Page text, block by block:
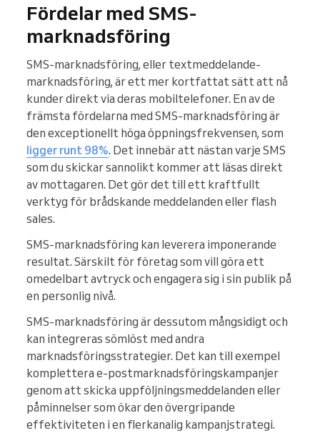
Fördelar med SMS-
marknadsföring
SMS-marknadsföring, eller textmeddelande-
marknadsföring, är ett mer kortfattat sätt att nå
kunder direkt via deras mobiltelefoner. En av de
främsta fördelarna med SMS-marknadsföring är
den exceptionellt höga öppningsfrekvensen, som
ligger runt 98%. Det innebär att nästan varje SMS
som du skickar sannolikt kommer att läsas direkt
av mottagaren. Det gör det till ett kraftfullt
verktyg för brådskande meddelanden eller flash
sales.
SMS-marknadsföring kan leverera imponerande
resultat. Särskilt för företag som vill göra ett
omedelbart avtryck och engagera sig i sin publik på
en personlig nivå.
SMS-marknadsföring är dessutom mångsidigt och
kan integreras sömlöst med andra
marknadsföringsstrategier. Det kan till exempel
komplettera e-postmarknadsföringskampanjer
genom att skicka uppföljningsmeddelanden eller
påminnelser som ökar den övergripande
effektiviteten i en flerkanalig kampanjstrategi.